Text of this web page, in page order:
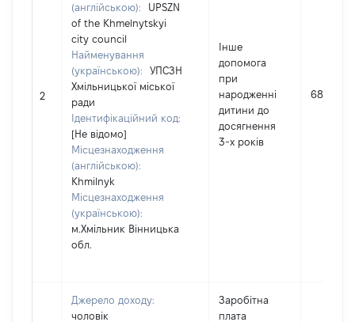
2
(англійською):
UPSZN
of the Khmelnytskyi
city council
Найменування
(українською):
УПСЗН
Хмільницької міської
ради
Ідентифікаційний код:
[Не відомо]
Місцезнаходження
(англійською):
Khmilnyk
Місцезнаходження
(українською):
м.Хмільник Вінницька
обл.
Інше
допомога
при
народженні
дитини до
досягнення
3-х років
6880
Джерело доходу:
чоловік
Заробітна
плата